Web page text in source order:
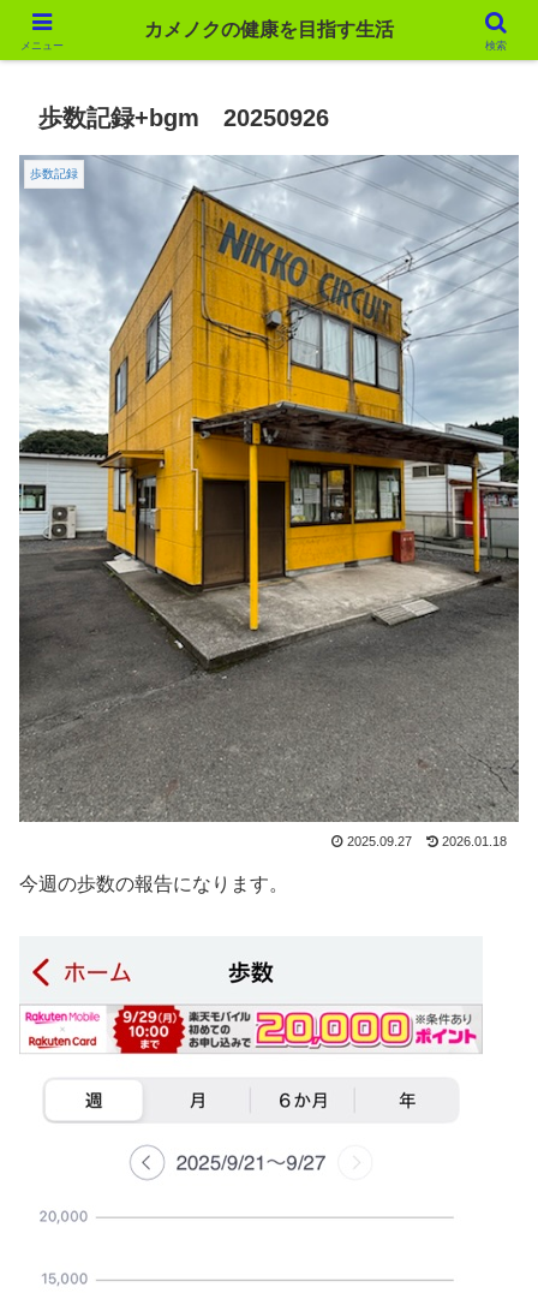
カメノクの健康を目指す生活
歩数記録+bgm 20250926
歩数記録
2025.09.27 2026.01.18
今週の歩数の報告になります。
メニュー
カメノクの健康を目指す生活
検索